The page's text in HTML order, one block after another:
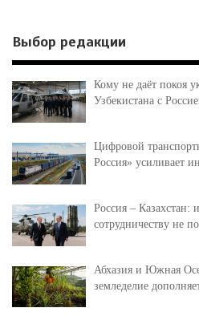
Выбор редакции
Кому не даёт покоя
Узбекистана с
Цифровой
Россия» усиливает
Россия – Казахстан:
сотрудничеству не
Абхазия и Южная
земледелие